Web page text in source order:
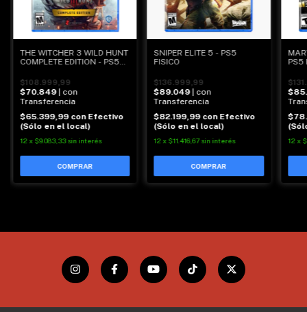
THE WITCHER 3 WILD HUNT
COMPLETE EDITION - PS5
$108.999,99
$70.849
| con
Transferencia
$65.399,99 con Efectivo
(Sólo en el local)
12 x $9.083,33 sin interés
SNIPER ELITE 5 - PS5
FISICO
$136.999,99
$89.049 | con
Transferencia
$82.199,99 con Efectivo
(Sólo en el local)
12 x $11.416,67 sin interés
PS5
12 x